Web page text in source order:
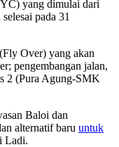
yang dimulai dari
pada 31
Over) yang akan
pengembangan jalan,
2 (Pura Agung-SMK
Baloi dan
alternatif baru untuk
Ladi.